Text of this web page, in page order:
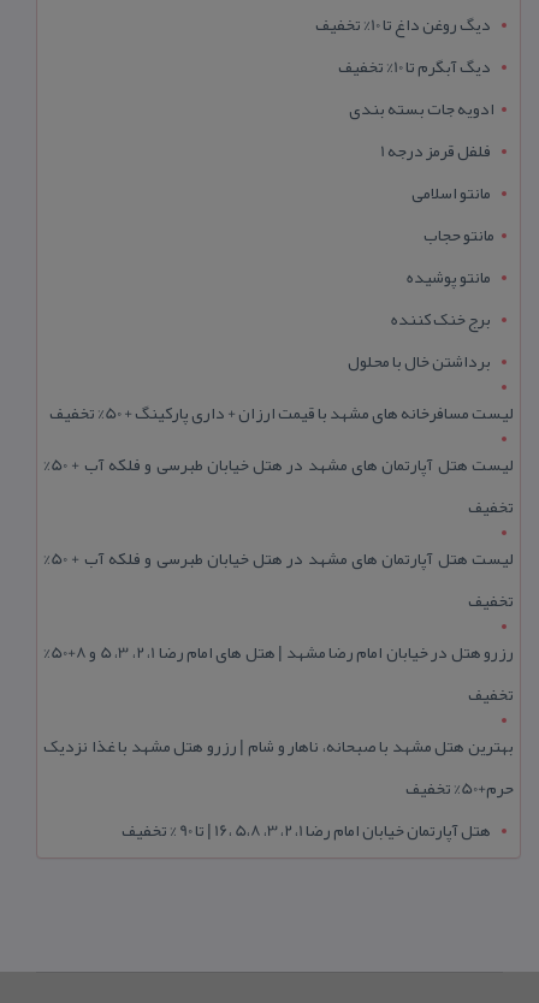
دیگ روغن داغ تا 10% تخفیف
دیگ آبگرم تا 10% تخفیف
ادویه جات بسته بندی
فلفل قرمز درجه 1
مانتو اسلامی
مانتو حجاب
مانتو پوشیده
برج خنک کننده
برداشتن خال با محلول
لیست مسافرخانه های مشهد با قیمت ارزان + داری پارکینگ + 50% تخفیف
لیست هتل آپارتمان های مشهد در هتل خیابان طبرسی و فلکه آب + 50%
تخفیف
لیست هتل آپارتمان های مشهد در هتل خیابان طبرسی و فلکه آب + 50%
تخفیف
رزرو هتل در خیابان امام رضا مشهد | هتل‌ های امام رضا 1، 2، 3، 5 و 8+50%
تخفیف
بهترین هتل مشهد با صبحانه، ناهار و شام | رزرو هتل مشهد با غذا نزدیک
حرم+50% تخفیف
هتل آپارتمان خیابان امام رضا 1، 2، 3، 5،8 ،16 | تا 90 % تخفیف